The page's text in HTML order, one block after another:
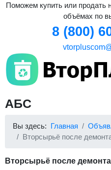
Поможем купить или
объёмах по
8 (800)
АБС
Вы здесь: Главная
Вторсырьё после
Вторсырьё после